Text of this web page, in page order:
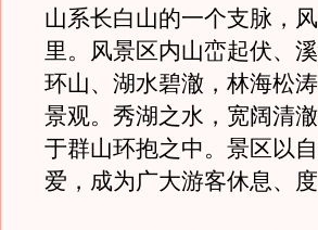
山系长白山的一个支脉，
里。风景区内山峦起伏、
环山、湖水碧澈，林海松
景观。秀湖之水，宽阔清
于群山环抱之中。景区以
爱，成为广大游客休息、